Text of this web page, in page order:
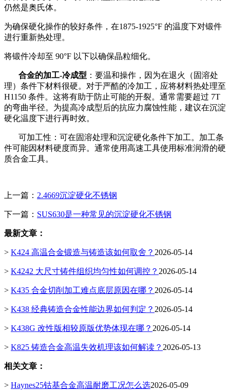
仍然是奥氏体。
为确保硬化操作的较好条件，在1875-1925°F 的温度下对锻件
进行重新热处理。
将锻件冷却至 90°F 以下以确保晶粒细化。
合金的加工-冷成型 ：要温和操作，因为在退火（固溶处
理）条件下材料很硬。对于严酷的冷加工，应将材料热处理至
H1150 条件。这将有助于防止可能的开裂。通常需要超过 7T
的弯曲半径。为提高冷成型后的抗应力腐蚀性能，建议在沉淀
硬化温度下进行再时效。
可加工性：可在固溶处理和沉淀硬化条件下加工。加工条
件可能因材料硬度而异。通常使用高速工具使用标准润滑的硬
质合金工具。
上一篇： 2.4669沉淀硬化不锈钢
下一篇： SUS630是一种常见的沉淀硬化不锈钢
最新文章：
> K424 高温合金锻造与铸造该如何取舍？ 2026-05-14
> K4242 大尺寸铸件组织均匀性如何调控？ 2026-05-14
> K435 合金切削加工难点底层原因在哪？ 2026-05-14
> K438 经典铸造合金性能边界如何判定？ 2026-05-14
> K438G 改性版相较原版优势体现在哪？ 2026-05-14
> K825 铸造合金高温失效机理该如何解读？ 2026-05-13
相关文章：
> Haynes25钴基合金高温耐磨工况怎么选2026-05-09